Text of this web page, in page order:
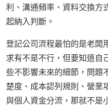
利、溝通頻率、資料交換方
起納入判斷。
登記公司流程最怕的是老闆
求有不是不行，但要知道自
些不影響未來的細節，問題
楚度、成本認列規則、營業
與個人資金分流，那就不是